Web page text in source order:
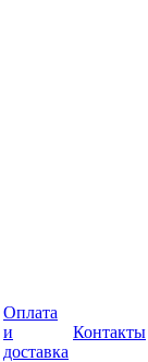
Оплата
и
доставка
Контакты